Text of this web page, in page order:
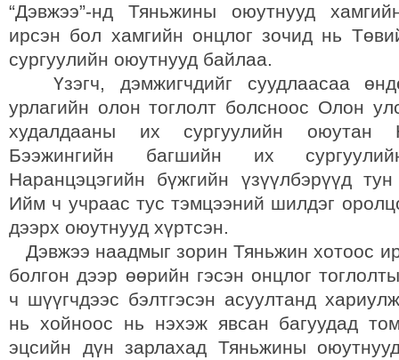
“Дэвжээ”-нд Тяньжины оюутнууд
ирсэн бол хамгийн онцлог зочид нь
сургуулийн оюутнууд байлаа.
Үзэгч, дэмжигчдийг суудлаасаа
урлагийн олон тоглолт болсноос Олон
худалдааны их сургуулийн оюутан
Бээжингийн багшийн их
Наранцэцэгийн бүжгийн үзүүлбэрүүд
Ийм ч учраас тус тэмцээний шилдэг
дээрх оюутнууд хүртсэн.
Дэвжээ наадмыг зорин Тяньжин хотоос
болгон дээр өөрийн гэсэн онцлог
ч шүүгчдээс бэлтгэсэн асуултанд
нь хойноос нь нэхэж явсан багуудад
эцсийн дүн зарлахад Тяньжины